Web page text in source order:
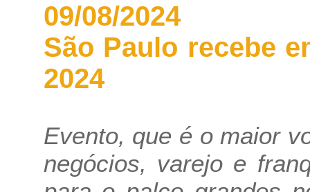
09/08/2024
São Paulo recebe
2024
Evento, que é o maior
negócios, varejo e